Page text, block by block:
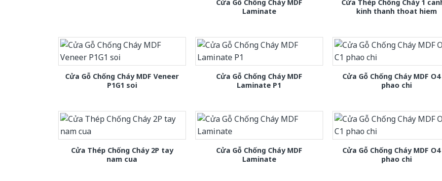
Cửa Gỗ Chống Cháy MDF
Laminate
Cửa Thép Chống Cháy 1
kinh thanh thoat hiem
Cửa Gỗ Chống Cháy MDF Veneer
P1G1 soi
Cửa Gỗ Chống Cháy MDF
Laminate P1
Cửa Gỗ Chống Cháy MDF O4
phao chi
Cửa Thép Chống Cháy 2P tay
nam cua
Cửa Gỗ Chống Cháy MDF
Laminate
Cửa Gỗ Chống Cháy MDF O4
phao chi